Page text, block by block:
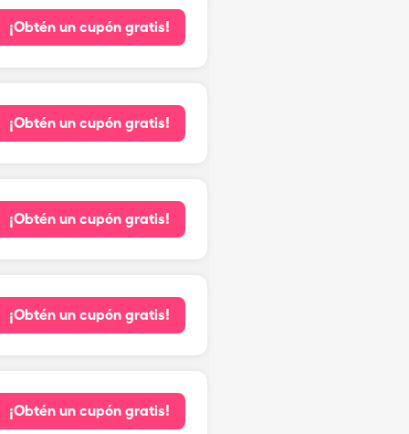
¡Obtén un cupón gratis!
¡Obtén un cupón gratis!
¡Obtén un cupón gratis!
¡Obtén un cupón gratis!
¡Obtén un cupón gratis!